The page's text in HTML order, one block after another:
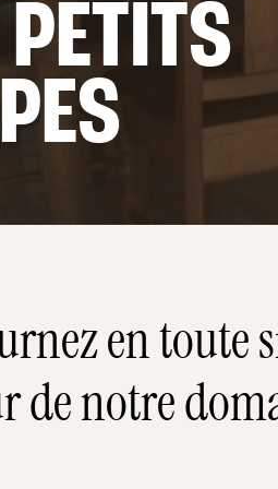
en toute
de notre